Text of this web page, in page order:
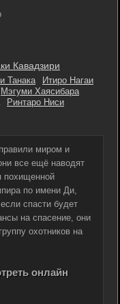
Кавадзири
Танака
Итиро Нагаи
Мэгуми Хаясибара
Ринтаро Ниси
миром и
все ещё наводят
похищенной
по имени Ди,
спасти будет
на спасение, они
охотников на
онлайн